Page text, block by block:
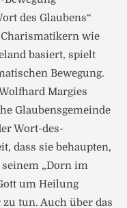
des Glaubens“
Charismatikern wie
basiert, spielt
Bewegung.
Margies
Glaubensgemeinde
Wort-des-
dass sie behaupten,
„Dorn im
um Heilung
zu tun. Auch über das